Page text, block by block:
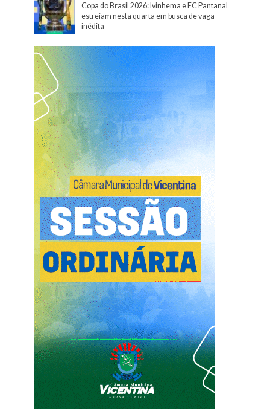
Copa do Brasil 2026: Ivinhema e FC Pantanal
estreiam nesta quarta em busca de vaga
inédita